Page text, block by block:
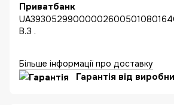
Приватбанк
В.З .
Більше інформації про доставку
Гарантія від